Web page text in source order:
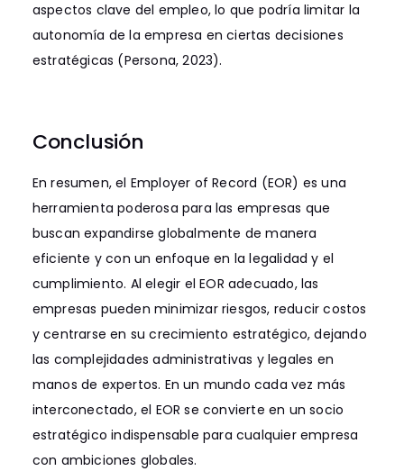
aspectos clave del empleo, lo que podría limitar la
autonomía de la empresa en ciertas decisiones
estratégicas (Persona, 2023).
Conclusión
En resumen, el Employer of Record (EOR) es una
herramienta poderosa para las empresas que
buscan expandirse globalmente de manera
eficiente y con un enfoque en la legalidad y el
cumplimiento. Al elegir el EOR adecuado, las
empresas pueden minimizar riesgos, reducir costos
y centrarse en su crecimiento estratégico, dejando
las complejidades administrativas y legales en
manos de expertos. En un mundo cada vez más
interconectado, el EOR se convierte en un socio
estratégico indispensable para cualquier empresa
con ambiciones globales.